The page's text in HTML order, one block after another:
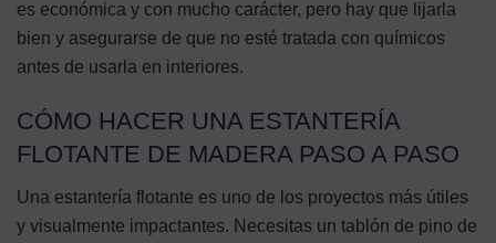
es económica y con mucho carácter, pero hay que lijarla
bien y asegurarse de que no esté tratada con químicos
antes de usarla en interiores.
CÓMO HACER UNA ESTANTERÍA
FLOTANTE DE MADERA PASO A PASO
Una estantería flotante es uno de los proyectos más útiles
y visualmente impactantes. Necesitas un tablón de pino de